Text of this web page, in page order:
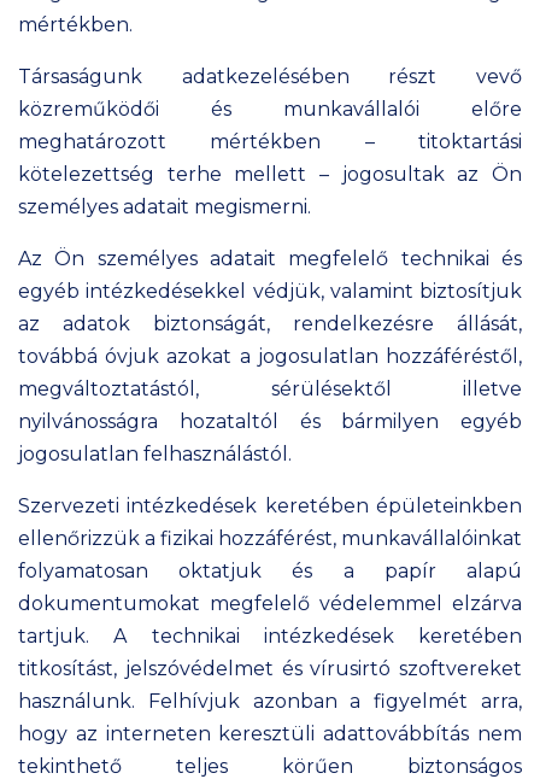
mértékben.
Társaságunk adatkezelésében részt vevő
közreműködői és munkavállalói előre
meghatározott mértékben – titoktartási
kötelezettség terhe mellett – jogosultak az Ön
személyes adatait megismerni.
Az Ön személyes adatait megfelelő technikai és
egyéb intézkedésekkel védjük, valamint biztosítjuk
az adatok biztonságát, rendelkezésre állását,
továbbá óvjuk azokat a jogosulatlan hozzáféréstől,
megváltoztatástól, sérülésektől illetve
nyilvánosságra hozataltól és bármilyen egyéb
jogosulatlan felhasználástól.
Szervezeti intézkedések keretében épületeinkben
ellenőrizzük a fizikai hozzáférést, munkavállalóinkat
folyamatosan oktatjuk és a papír alapú
dokumentumokat megfelelő védelemmel elzárva
tartjuk. A technikai intézkedések keretében
titkosítást, jelszóvédelmet és vírusirtó szoftvereket
használunk. Felhívjuk azonban a figyelmét arra,
hogy az interneten keresztüli adattovábbítás nem
tekinthető teljes körűen biztonságos